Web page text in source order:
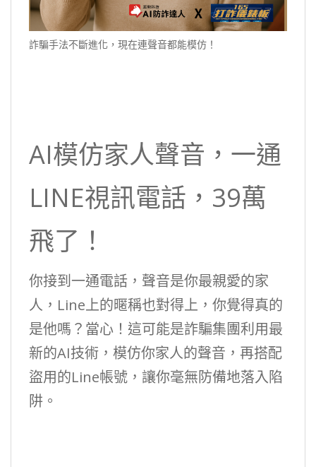
詐騙手法不斷進化，現在連聲音都能模仿！
AI模仿家人聲音，一通
LINE視訊電話，39萬
飛了！
你接到一通電話，聲音是你最親愛的家
人，Line上的暱稱也對得上，你覺得真的
是他嗎？當心！這可能是詐騙集團利用最
新的AI技術，模仿你家人的聲音，再搭配
盜用的Line帳號，讓你毫無防備地落入陷
阱。